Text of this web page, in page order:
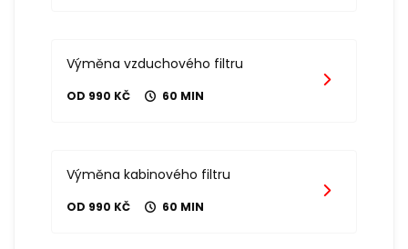
Výměna vzduchového filtru
OD 990 KČ 60 MIN
Výměna kabinového filtru
OD 990 KČ 60 MIN